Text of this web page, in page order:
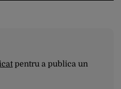
pentru a publica un